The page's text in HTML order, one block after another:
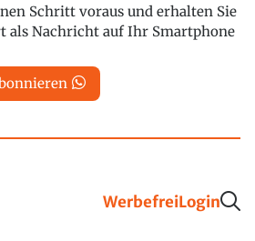
Schritt voraus und erhalten Sie
als Nachricht auf Ihr Smartphone
WerbefreiLogin